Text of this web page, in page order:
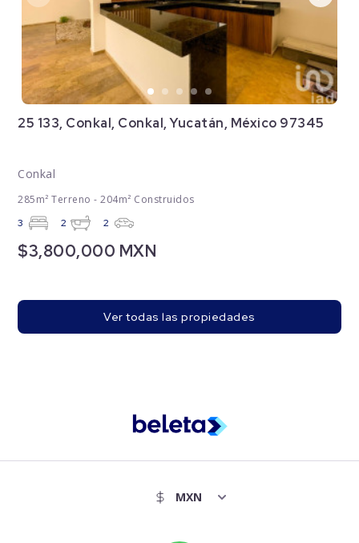
25 133, Conkal, Conkal, Yucatán, México 97345
Conkal
285m² Terreno - 204m² Construidos
3 2 2
$3,800,000 MXN
Ver todas las propiedades